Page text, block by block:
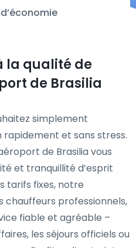
la qualité de
de Brasilia
simplement
et sans stress.
de Brasilia vous
et tranquillité d’esprit
tarifs fixes, notre
chauffeurs professionnels,
fiable et agréable –
les séjours officiels ou